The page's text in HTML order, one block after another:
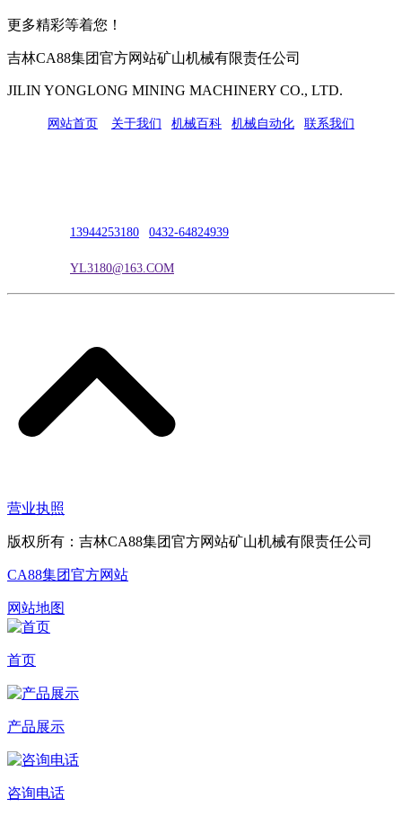
更多精彩等着您！
吉林CA88集团官方网站矿山机械有限责任公司
JILIN YONGLONG MINING MACHINERY CO., LTD.
网站首页 关于我们 机械百科 机械自动化 联系我们
13944253180 0432-64824939
YL3180@163.COM
营业执照
版权所有：吉林CA88集团官方网站矿山机械有限责任公司
CA88集团官方网站
网站地图
首页
产品展示
咨询电话